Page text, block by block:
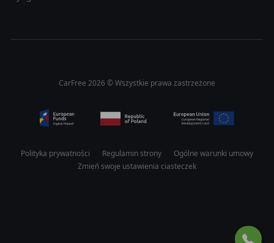
CarFree 2026 © Wszystkie prawa zastrzeżone
Polityka prywatności Regulamin strony
Ogólne warunki umowy
Zmień swoje ustawienia ciasteczek